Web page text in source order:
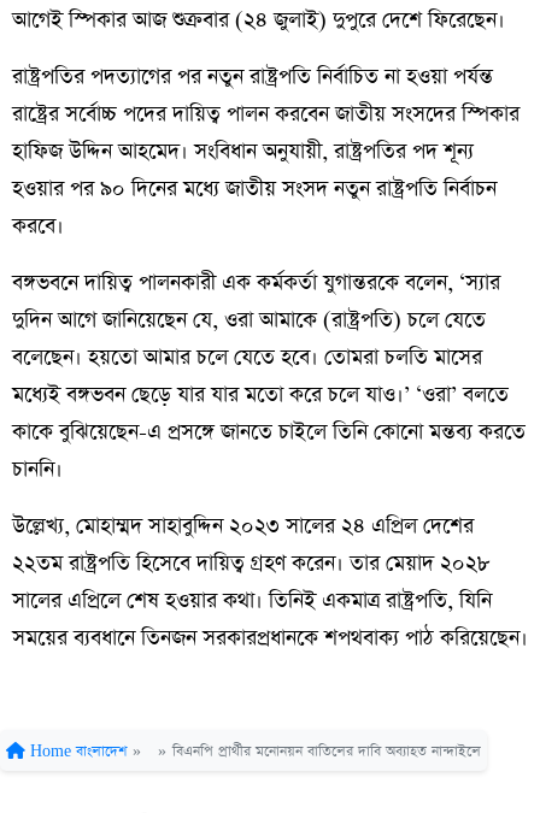
আগেই স্পিকার আজ শুক্রবার (২৪ জুলাই) দুপুরে দেশে ফিরেছেন।
রাষ্ট্রপতির পদত্যাগের পর নতুন রাষ্ট্রপতি নির্বাচিত না হওয়া পর্যন্ত
রাষ্ট্রের সর্বোচ্চ পদের দায়িত্ব পালন করবেন জাতীয় সংসদের স্পিকার
হাফিজ উদ্দিন আহমেদ। সংবিধান অনুযায়ী, রাষ্ট্রপতির পদ শূন্য
হওয়ার পর ৯০ দিনের মধ্যে জাতীয় সংসদ নতুন রাষ্ট্রপতি নির্বাচন
করবে।
বঙ্গভবনে দায়িত্ব পালনকারী এক কর্মকর্তা যুগান্তরকে বলেন, ‘স্যার
দুদিন আগে জানিয়েছেন যে, ওরা আমাকে (রাষ্ট্রপতি) চলে যেতে
বলেছেন। হয়তো আমার চলে যেতে হবে। তোমরা চলতি মাসের
মধ্যেই বঙ্গভবন ছেড়ে যার যার মতো করে চলে যাও।’ ‘ওরা’ বলতে
কাকে বুঝিয়েছেন-এ প্রসঙ্গে জানতে চাইলে তিনি কোনো মন্তব্য করতে
চাননি।
উল্লেখ্য, মোহাম্মদ সাহাবুদ্দিন ২০২৩ সালের ২৪ এপ্রিল দেশের
২২তম রাষ্ট্রপতি হিসেবে দায়িত্ব গ্রহণ করেন। তার মেয়াদ ২০২৮
সালের এপ্রিলে শেষ হওয়ার কথা। তিনিই একমাত্র রাষ্ট্রপতি, যিনি
সময়ের ব্যবধানে তিনজন সরকারপ্রধানকে শপথবাক্য পাঠ করিয়েছেন।
Home বাংলাদেশ » » বিএনপি প্রার্থীর মনোনয়ন বাতিলের দাবি অব্যাহত নান্দাইলে